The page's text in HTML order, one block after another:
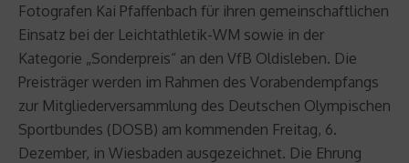
Fotografen Kai Pfaffenbach für ihren gemeinschaftlichen
Einsatz bei der Leichtathletik-WM sowie in der
Kategorie „Sonderpreis“ an den VfB Oldisleben. Die
Preisträger werden im Rahmen des Vorabendempfangs
zur Mitgliederversammlung des Deutschen Olympischen
Sportbundes (DOSB) am kommenden Freitag, 6.
Dezember, in Wiesbaden ausgezeichnet. Die Ehrung